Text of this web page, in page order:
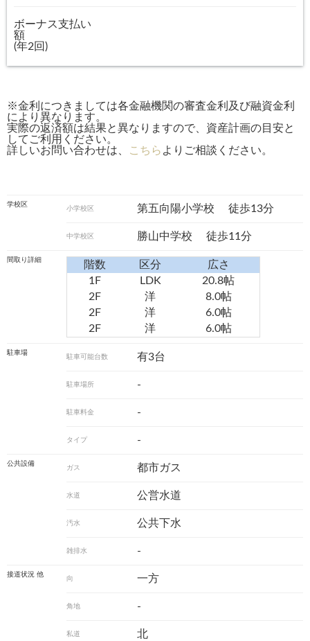
ボーナス支払い
額
(年2回)
※金利につきましては各金融機関の審査金利及び融資金利
により異なります。
実際の返済額は結果と異なりますので、資産計画の目安と
してご利用ください。
詳しいお問い合わせは、
こちら よりご相談ください。
学校区
小学校区 第五向陽小学校 徒歩13分
中学校区 勝山中学校 徒歩11分
間取り詳細 階数 区分
広さ
1F
LDK
20.8帖
2F
洋
8.0帖
2F
洋
6.0帖
2F
洋 6.0帖
駐車場
駐車可能台数 有3台
駐車場所 -
駐車料金 -
タイプ -
公共設備
ガス 都市ガス
水道 公営水道
汚水 公共下水
雑排水 -
接道状況 他
向 一方
角地 -
私道 北